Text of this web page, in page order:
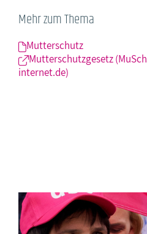
Mehr zum Thema
Mutterschutz
Mutterschutzgesetz
internet.de)